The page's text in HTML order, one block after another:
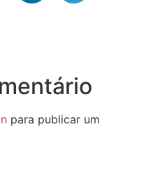
para publicar um